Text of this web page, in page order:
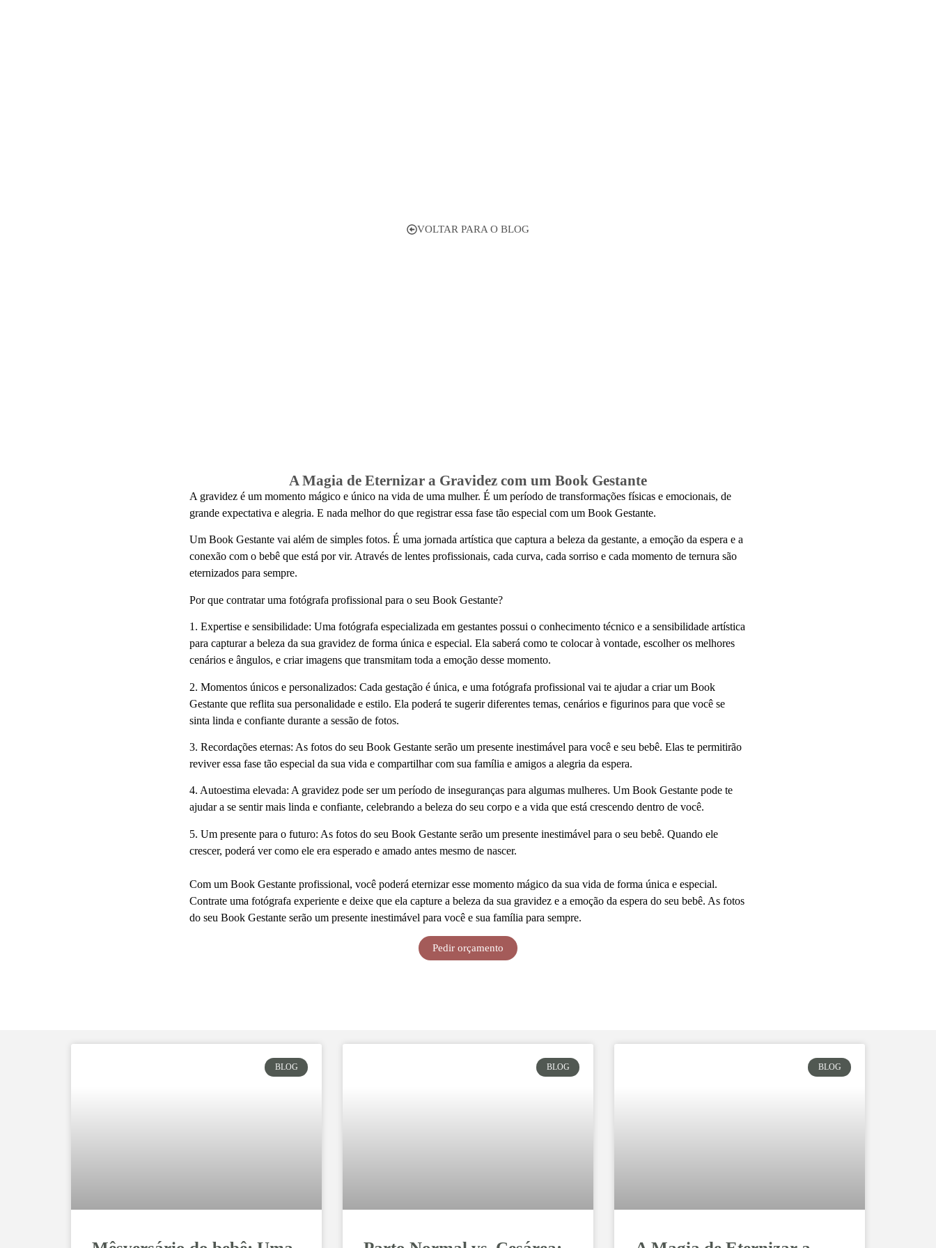
VOLTAR PARA O BLOG
A Magia de Eternizar a Gravidez com um Book Gestante
A gravidez é um momento mágico e único na vida de uma mulher. É um período de transformações físicas e emocionais, de
grande expectativa e alegria. E nada melhor do que registrar essa fase tão especial com um Book Gestante.
Um Book Gestante vai além de simples fotos. É uma jornada artística que captura a beleza da gestante, a emoção da espera e a
conexão com o bebê que está por vir. Através de lentes profissionais, cada curva, cada sorriso e cada momento de ternura são
eternizados para sempre.
Por que contratar uma fotógrafa profissional para o seu Book Gestante?
1. Expertise e sensibilidade: Uma fotógrafa especializada em gestantes possui o conhecimento técnico e a sensibilidade artística
para capturar a beleza da sua gravidez de forma única e especial. Ela saberá como te colocar à vontade, escolher os melhores
cenários e ângulos, e criar imagens que transmitam toda a emoção desse momento.
2. Momentos únicos e personalizados: Cada gestação é única, e uma fotógrafa profissional vai te ajudar a criar um Book
Gestante que reflita sua personalidade e estilo. Ela poderá te sugerir diferentes temas, cenários e figurinos para que você se
sinta linda e confiante durante a sessão de fotos.
3. Recordações eternas: As fotos do seu Book Gestante serão um presente inestimável para você e seu bebê. Elas te permitirão
reviver essa fase tão especial da sua vida e compartilhar com sua família e amigos a alegria da espera.
4. Autoestima elevada: A gravidez pode ser um período de inseguranças para algumas mulheres. Um Book Gestante pode te
ajudar a se sentir mais linda e confiante, celebrando a beleza do seu corpo e a vida que está crescendo dentro de você.
5. Um presente para o futuro: As fotos do seu Book Gestante serão um presente inestimável para o seu bebê. Quando ele
crescer, poderá ver como ele era esperado e amado antes mesmo de nascer.
Com um Book Gestante profissional, você poderá eternizar esse momento mágico da sua vida de forma única e especial.
Contrate uma fotógrafa experiente e deixe que ela capture a beleza da sua gravidez e a emoção da espera do seu bebê. As fotos
do seu Book Gestante serão um presente inestimável para você e sua família para sempre.
Pedir orçamento
BLOG BLOG BLOG